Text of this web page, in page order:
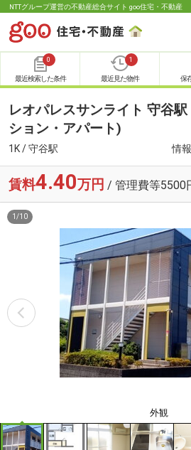
NTTグループ運営の不動産総合サイト goo住宅・不動産
0
最近検索した条件
1
最近見た物件 保
レオパレスサンライト 守谷
ション・アパート)
1K / 守谷駅 情
賃料4.40万円 / 管理費等5500
外観
1 /10